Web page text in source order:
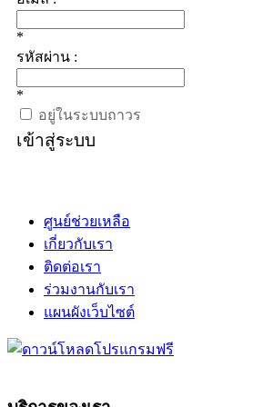
*
รหัสผ่าน :
*
อยู่ในระบบถาวร
เข้าสู่ระบบ
ศูนย์ช่วยเหลือ
เกี่ยวกับเรา
ติดต่อเรา
ร่วมงานกับเรา
แผนผังเว็บไซต์